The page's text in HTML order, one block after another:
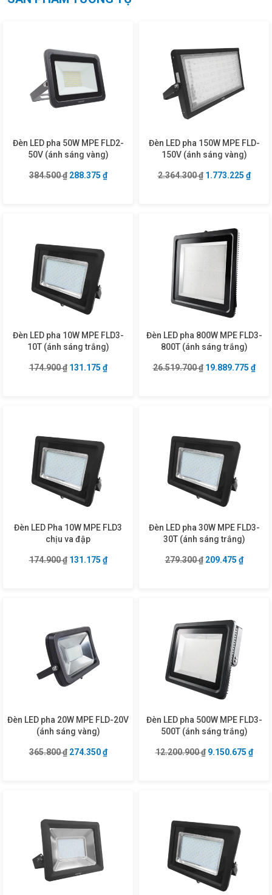
Đèn LED pha 50W MPE FLD2-
50V (ánh sáng vàng)
384.500₫ Giá gốc là: 384.500 ₫.
288.375 ₫Giá hiện tại là: 288.375 ₫.
Đèn LED pha 150W MPE FLD-
150V (ánh sáng vàng)
2.364.300₫ Giá gốc là:
1.773.225 ₫Giá
Đèn LED pha 10W MPE FLD3-
10T (ánh sáng trắng)
174.900₫ Giá gốc là: 174.900 ₫.
131.175 ₫Giá hiện tại là: 131.175 ₫.
Đèn LED pha 800W MPE FLD3-
800T (ánh sáng trắng)
26.519.700₫ Giá gốc là:
19.889.775 ₫Giá
Đèn LED Pha 10W MPE FLD3
chịu va đập
174.900₫ Giá gốc là: 174.900 ₫.
131.175 ₫Giá hiện tại là: 131.175 ₫.
Đèn LED pha 30W MPE FLD3-
30T (ánh sáng trắng)
279.300₫ Giá gốc là:
209.475 ₫Giá
Đèn LED pha 20W MPE FLD-20V
(ánh sáng vàng)
365.800₫ Giá gốc là: 365.800 ₫.
274.350₫Giá hiện tại là: 274.350 ₫.
Đèn LED pha 500W MPE FLD3-
500T (ánh sáng trắng)
12.200.900₫ Giá gốc là:
9.150.675 ₫Giá